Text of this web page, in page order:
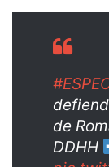
de
DDHH